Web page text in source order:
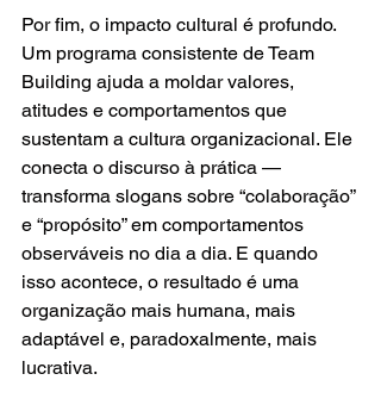
Por fim, o impacto cultural é profundo.
Um programa consistente de Team
Building ajuda a moldar valores,
atitudes e comportamentos que
sustentam a cultura organizacional. Ele
conecta o discurso à prática —
transforma slogans sobre “colaboração”
e “propósito” em comportamentos
observáveis no dia a dia. E quando
isso acontece, o resultado é uma
organização mais humana, mais
adaptável e, paradoxalmente, mais
lucrativa.